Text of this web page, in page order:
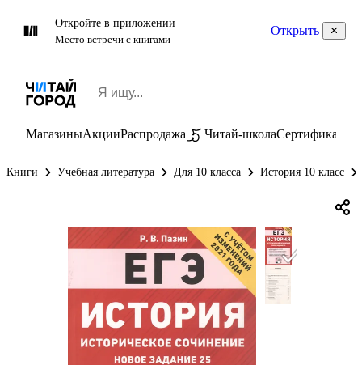
Откройте в приложении
Место встречи с книгами
Открыть
МагазиныАкцииРаспродажа Читай-школаСертификаты
Книги Учебная литература Для 10 класса История 10 класс